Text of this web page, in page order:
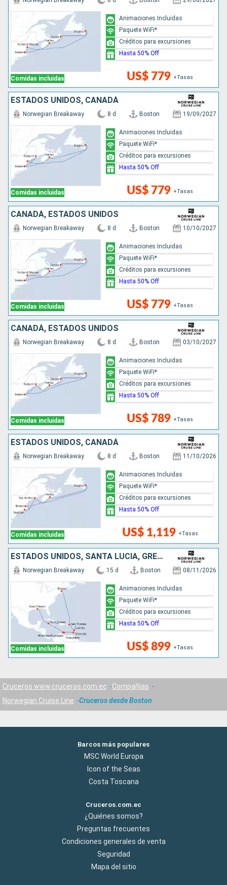
Comidas incluidas US$ 779 +Tasas
Animaciones Incluidas
Paquete WiFi*
Créditos para excursiones
Hasta 50% Off
ESTADOS UNIDOS, CANADÁ
Comidas incluidas
Norwegian Breakaway 8 d Boston 19/09/2027
US$ 779 +Tasas
Animaciones Incluidas
Paquete WiFi*
Créditos para excursiones
Hasta 50% Off
CANADÁ, ESTADOS UNIDOS
Comidas incluidas
Norwegian Breakaway 8 d Boston 10/10/2027
US$ 779 +Tasas
Animaciones Incluidas
Paquete WiFi*
Créditos para excursiones
Hasta 50% Off
CANADÁ, ESTADOS UNIDOS
Comidas incluidas
Norwegian Breakaway 8 d Boston 03/10/2027
US$ 789 +Tasas
Animaciones Incluidas
Paquete WiFi*
Créditos para excursiones
Hasta 50% Off
ESTADOS UNIDOS, CANADÁ
Comidas incluidas
Norwegian Breakaway 8 d Boston 11/10/2026
US$ 1,119 +Tasas
Animaciones Incluidas
Paquete WiFi*
Créditos para excursiones
Hasta 50% Off
ESTADOS UNIDOS, SANTA LUCIA, GRENADA, ARUBA, ISLAS CAIMÁN
Comidas incluidas
Norwegian Breakaway 15 d Boston 08/11/2026
US$ 899 +Tasas
Animaciones Incluidas
Paquete WiFi*
Créditos para excursiones
Hasta 50% Off
Cruceros www.cruceros.com.ec
Compañías
Norwegian Cruise Line
Cruceros desde Boston
Barcos más populares
MSC World Europa
Icon of the Seas
Costa Toscana
Cruceros.com.ec
¿Quiénes somos?
Preguntas frecuentes
Condiciones generales de venta
Seguridad
Mapa del sitio